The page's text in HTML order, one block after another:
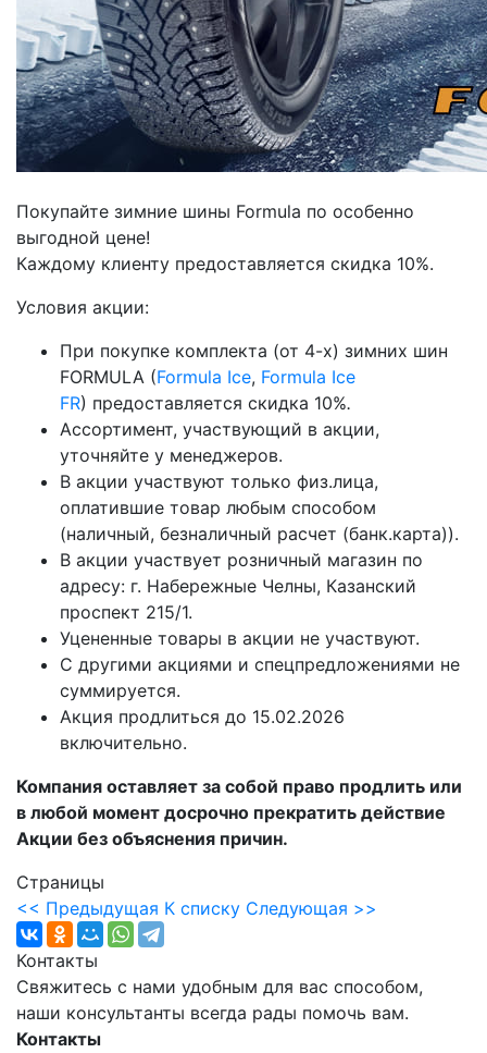
Покупайте зимние шины Formula по особенно
выгодной цене!
Каждому клиенту предоставляется скидка 10%.
Условия акции:
При покупке комплекта (от 4-х) зимних шин
FORMULA (Formula Ice, Formula Ice
FR) предоставляется скидка 10%.
Ассортимент, участвующий в акции,
уточняйте у менеджеров.
В акции участвуют только физ.лица,
оплатившие товар любым способом
(наличный, безналичный расчет (банк.карта)).
В акции участвует розничный магазин по
адресу: г. Набережные Челны, Казанский
проспект 215/1.
Уцененные товары в акции не участвуют.
С другими акциями и спецпредложениями не
суммируется.
Акция продлиться до 15.02.2026
включительно.
Компания оставляет за собой право продлить или
в любой момент досрочно прекратить действие
Акции без объяснения причин.
Страницы
<< Предыдущая К списку Следующая >>
Контакты
Свяжитесь с нами удобным для вас способом,
наши консультанты всегда рады помочь вам.
Контакты